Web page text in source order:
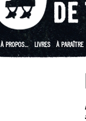
À PROPOS… LIVRES À PARAÎTRE